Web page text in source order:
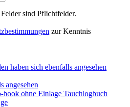
sind Pflichtfelder.
zur Kenntnis
haben sich ebenfalls angesehen
angesehen
Tauchlogbuch